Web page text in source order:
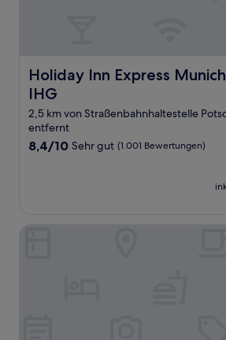
Holiday Inn Express
IHG
Holiday Inn Express Munich North
2,5 km von Straßenbahnhaltestelle
entfernt
8.4
Bewertungen)
8,4/10 Sehr gut (1.001 Bewertungen)